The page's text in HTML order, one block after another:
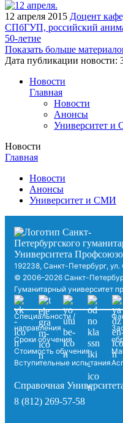
12 апреля 2015 Доцент
СПбГУП, российский
50-летие
Показать больше
Дата публикации новости:
Новости
Главная
Новости
Анонсы
Университет
Новости
Главная
Новости
Анонсы
Университет и СМИ
192238, Санкт-Петербург, ул.
© 2006–2026 Санкт-
Гуманитарный университет
Специальности /
направления
Сроки обучения
Стоимость обучения
Вступительные испытания
Справочная
8 (812) 269-57-58